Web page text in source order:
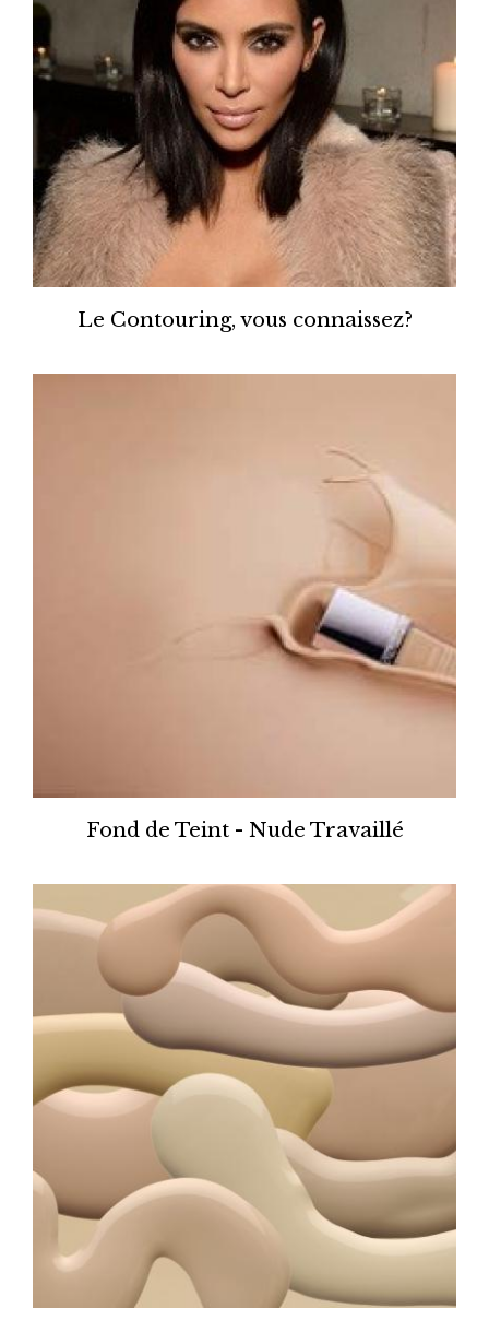
Le Contouring, vous connaissez?
Fond de Teint - Nude Travaillé